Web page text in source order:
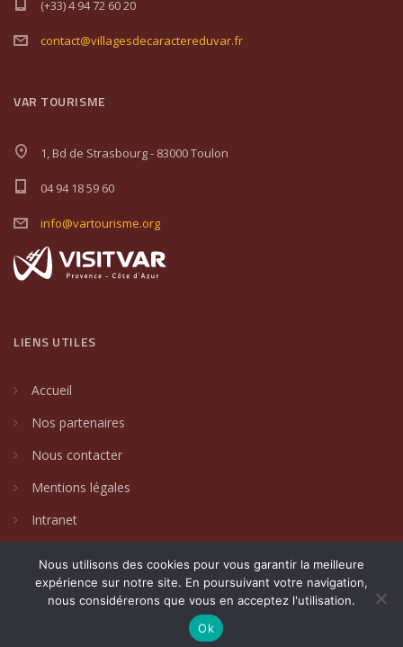
(+33) 4 94 72 60 20
contact@villagesdecaractereduvar.fr
VAR TOURISME
1, Bd de Strasbourg - 83000 Toulon
04 94 18 59 60
info@vartourisme.org
LIENS UTILES
Accueil
Nos partenaires
Nous contacter
Mentions légales
Intranet
2024 © Villages de caractère du Var. Un site créé parDAKIN
Communication Globale
Nous utilisons des cookies pour vous garantir la meilleure
expérience sur notre site. En poursuivant votre navigation,
nous considérerons que vous en acceptez l'utilisation.
Ok